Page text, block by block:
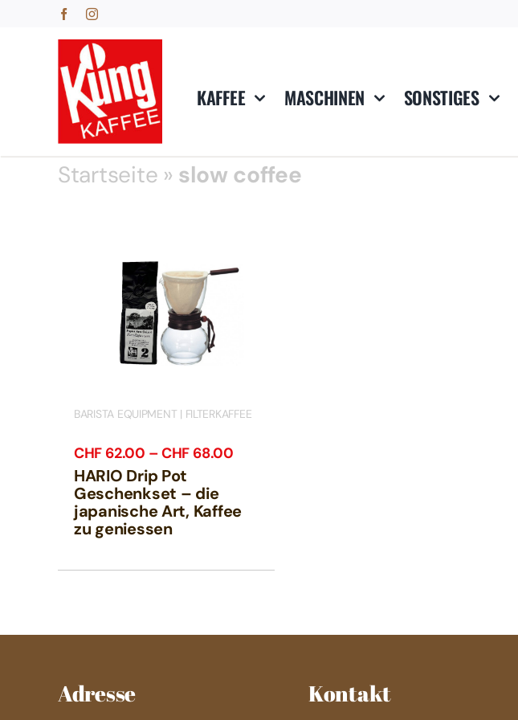
KAFFEE MASCHINEN SONSTIGES
Startseite » slow coffee
BARISTA EQUIPMENT | FILTERKAFFEE
CHF 62.00 –CHF 68.00Preisspanne:
CHF68.00
HARIO Drip Pot
Geschenkset – die
japanische Art, Kaffee
zu geniessen
Adresse Kontakt